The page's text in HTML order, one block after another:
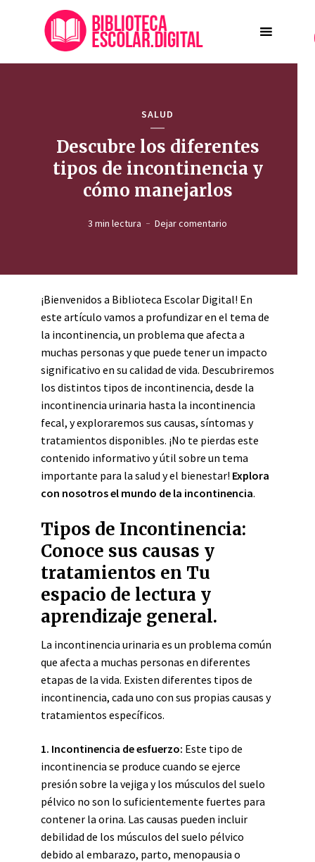
SALUD
Descubre los diferentes
tipos de incontinencia y
cómo manejarlos
3 min lectura Dejar comentario
¡Bienvenidos a Biblioteca Escolar Digital! En
este artículo vamos a profundizar en el tema de
la incontinencia, un problema que afecta a
muchas personas y que puede tener un impacto
significativo en su calidad de vida. Descubriremos
los distintos tipos de incontinencia, desde la
incontinencia urinaria hasta la incontinencia
fecal, y exploraremos sus causas, síntomas y
tratamientos disponibles. ¡No te pierdas este
contenido informativo y útil sobre un tema
importante para la salud y el bienestar! Explora
con nosotros el mundo de la incontinencia.
Tipos de Incontinencia:
Conoce sus causas y
tratamientos en Tu
espacio de lectura y
aprendizaje general.
La incontinencia urinaria es un problema común
que afecta a muchas personas en diferentes
etapas de la vida. Existen diferentes tipos de
incontinencia, cada uno con sus propias causas y
tratamientos específicos.
1. Incontinencia de esfuerzo: Este tipo de
incontinencia se produce cuando se ejerce
presión sobre la vejiga y los músculos del suelo
pélvico no son lo suficientemente fuertes para
contener la orina. Las causas pueden incluir
debilidad de los músculos del suelo pélvico
debido al embarazo, parto, menopausia o